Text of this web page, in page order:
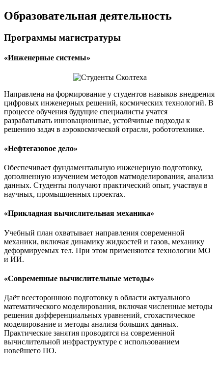
Образовательная деятельность
Программы магистратуры
«Инженерные системы»
Направлена на формирование у студентов навыков внедрения
цифровых инженерных решений, космических технологий. В
процессе обучения будущие специалисты учатся
разрабатывать инновационные, устойчивые подходы к
решению задач в аэрокосмической отрасли, робототехнике.
«Нефтегазовое дело»
Обеспечивает фундаментальную инженерную подготовку,
дополненную изучением методов матмоделирования, анализа
данных. Студенты получают практический опыт, участвуя в
научных, промышленных проектах.
«Прикладная вычислительная механика»
Учебный план охватывает направления современной
механики, включая динамику жидкостей и газов, механику
деформируемых тел. При этом применяются технологии МО
и ИИ.
«Современные вычислительные методы»
Даёт всестороннюю подготовку в области актуального
математического моделирования, включая численные методы
решения дифференциальных уравнений, стохастическое
моделирование и методы анализа больших данных.
Практические занятия проводятся на современной
вычислительной инфраструктуре с использованием
новейшего ПО.